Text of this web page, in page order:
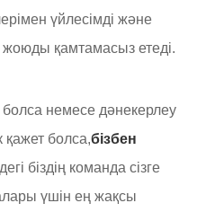
үйлесімді және
жоюды қамтамасыз етеді.
немесе дәнекерлеу
қажет болса,бізбен
біздің команда сізге
үшін ең жақсы